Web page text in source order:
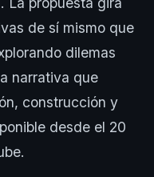
de sí mismo que
dilemas
narrativa que
construcción y
desde el 20